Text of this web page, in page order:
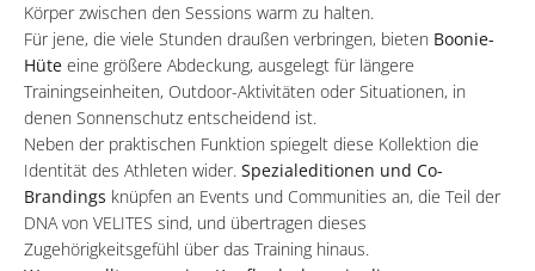
Körper zwischen den Sessions warm zu halten.
Für jene, die viele Stunden draußen verbringen, bieten Boonie-
Hüte eine größere Abdeckung, ausgelegt für längere
Trainingseinheiten, Outdoor-Aktivitäten oder Situationen, in
denen Sonnenschutz entscheidend ist.
Neben der praktischen Funktion spiegelt diese Kollektion die
Identität des Athleten wider. Spezialeditionen und Co-
Brandings knüpfen an Events und Communities an, die Teil der
DNA von VELITES sind, und übertragen dieses
Zugehörigkeitsgefühl über das Training hinaus.